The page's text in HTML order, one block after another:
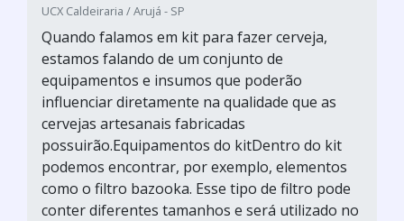
UCX Caldeiraria / Arujá - SP
Quando falamos em kit para fazer cerveja,
estamos falando de um conjunto de
equipamentos e insumos que poderão
influenciar diretamente na qualidade que as
cervejas artesanais fabricadas
possuirão.Equipamentos do kitDentro do kit
podemos encontrar, por exemplo, elementos
como o filtro bazooka. Esse tipo de filtro pode
conter diferentes tamanhos e será utilizado no